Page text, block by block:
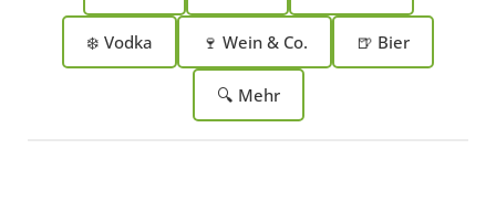
❄️ Vodka 🍷 Wein & Co. 🍺 Bier
🔍 Mehr